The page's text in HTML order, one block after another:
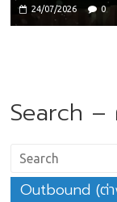
24/07/2026 0
Search –
Outbound (ต่า